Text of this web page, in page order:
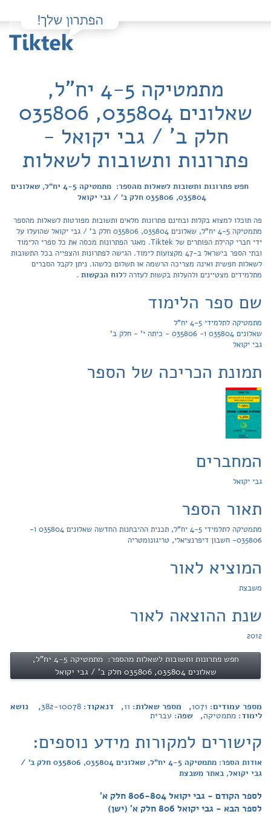
מתמטיקה 4-5 יח"ל,
שאלונים 035804, 035806
חלק ב' / גבי יקואל -
פתרונות ותשובות לשאלות
חפש פתרונות ותשובות לשאלות מהספר: מתמטיקה 4-5 יח"ל, שאלונים
035804, 035806 חלק ב' / גבי יקואל
פה תוכלו למצוא בקלות ובחינם פתרונות מלאים ותשובות מפורטות לשאלות מהספר
מתמטיקה 4-5 יח"ל, שאלונים 035804, 035806 חלק ב' / גבי יקואל שהועלו על
ידי חברי קהילת הפותרים של Tiktek. מאגר הפתרונות מכסה את כל ספרי הלימוד
ובתי הספר בישראל ב-47 מקצועות לימוד. הגישה לפתרונות והצפייה בכל התשובות
לשאלות חפשית ואינה מצריכה הרשמה או תשלום כלשהו. ניתן לקבל הסברים
מתלמידים מצטיינים ולהעלות בקשות לעזרה ללוח הבקשות .
שם ספר הלימוד
מתמטיקה לתלמידי 4-5 יח"ל
שאלונים 035804 ו- 035806 - כיתה י' - חלק ב'
גבי יקואל
תמונת הכריכה של הספר
המחברים
גבי יקואל
תאור הספר
מתמטיקה לתלמידי 4-5 יח"ל, תכנית ההיבחנות החדשה שאלונים 035804 ו-
035806- חשבון דיפרנציאלי, טריגונומטריה
המוציא לאור
משבצת
שנת ההוצאה לאור
2012
חפש פתרונות ותשובות לשאלות מהספר: מתמטיקה 4-5 יח"ל,
שאלונים 035804, 035806 חלק ב' / גבי יקואל
מספר עמודים: 1071, מספר שאלות: 11, דנאקוד: 382-10078, נושא
לימוד: מתמטיקה, שפה: עברית
קישורים למקורות מידע נוספים:
אודות הספר: מתמטיקה 4-5 יח"ל, שאלונים 035804, 035806 חלק ב' /
גבי יקואל, באתר משבצת
לספר הקודם - גבי יקואל 806-804 חלק א'
לספר הבא - גבי יקואל 806 חלק א' (ישן)